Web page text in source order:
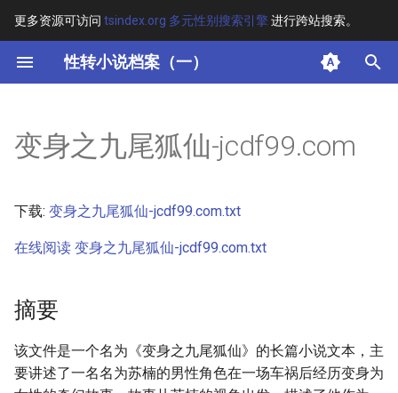
更多资源可访问 tsindex.org 多元性别搜索引擎进行跨站搜索。
性转小说档案（一）
键
开
搜
索
其他信息 [Processed Page
变身之九尾狐仙-jcdf99.com
下载: 变身之九尾狐仙-jcdf99.com.txt
在线阅读 变身之九尾狐仙-jcdf99.com.txt
摘要
该文件是一个名为《变身之九尾狐仙》的长篇小说文本，主
要讲述了一名名为苏楠的男性角色在一场车祸后经历变身为